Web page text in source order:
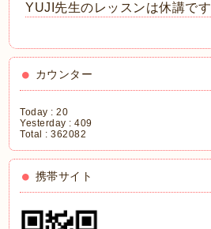
YUJI先生のレッスンは休講です
カウンター
Today :20
Yesterday :409
Total :362082
携帯サイト